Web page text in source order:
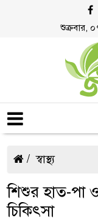
শুক্রবার,
স্বাস্থ্য
শিশুর হাত-পা
চিকিৎসা